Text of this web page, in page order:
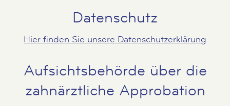
Datenschutz
Hier finden Sie unsere Datenschutzerklärung
Aufsichtsbehörde über die
zahnärztliche Approbation